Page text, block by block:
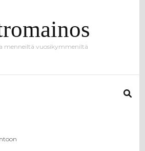
menneiltä vuosikymmeniltä